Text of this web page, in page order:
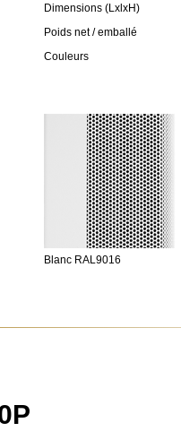
Dimensions (LxlxH)
Poids net / emballé
Couleurs
Blanc RAL9016